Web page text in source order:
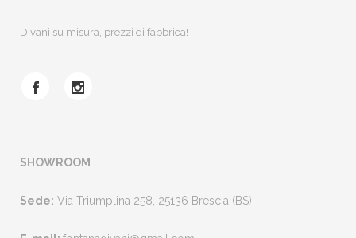
Divani su misura, prezzi di fabbrica!
SHOWROOM
Sede: Via Triumplina 258, 25136 Brescia (BS)